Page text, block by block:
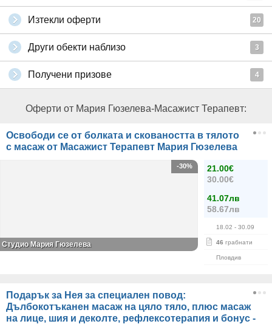
Изтекли оферти 20
Други обекти наблизо 3
Получени призове 4
Оферти от Мария Гюзелева-Mасажист Терапевт:
Освободи се от болката и сковаността в тялото
с масаж от Масажист Терапевт Мария Гюзелева
21.00€
30.00€
41.07лв
58.67лв
18.02 - 30.09
46 грабнати
Пловдив
-30%
Студио Мария Гюзелева
Подарък за Нея за специален повод:
Дълбокотъканен масаж на цяло тяло, плюс масаж
на лице, шия и деколте, рефлексотерапия и бонус -